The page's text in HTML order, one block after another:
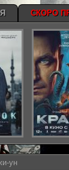
ун
СКОРО